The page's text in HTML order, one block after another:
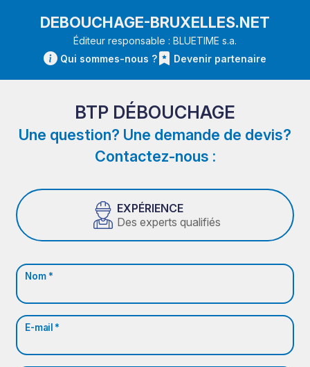
DEBOUCHAGE-BRUXELLES.NET
Éditeur responsable : BLUETIME s.a.
Qui sommes-nous ?
Devenir partenaire
BTP DÉBOUCHAGE
Une question? Une demande de devis?
Contactez-nous :
EXPÉRIENCE
Des experts qualifiés
Nom *
E-mail *